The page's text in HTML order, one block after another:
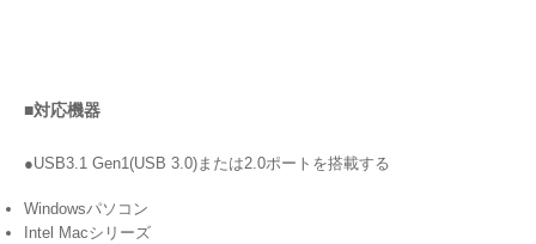
■対応機器
●USB3.1 Gen1(USB 3.0)または2.0ポートを搭載する
Windowsパソコン
Intel Macシリーズ